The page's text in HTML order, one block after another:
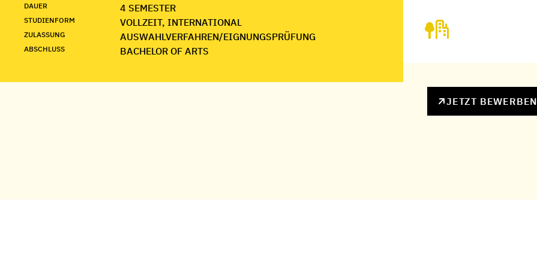
DAUER 4 SEMESTER
STUDIENFORM VOLLZEIT, INTERNATIONAL
ZULASSUNG AUSWAHLVERFAHREN/EIGNUNGSPRÜFUNG
ABSCHLUSS BACHELOR OF ARTS
JETZT BEWERBEN